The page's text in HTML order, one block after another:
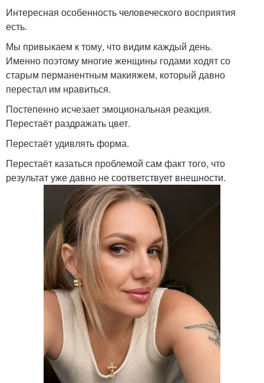
Интересная особенность человеческого восприятия
есть.
Мы привыкаем к тому, что видим каждый день.
Именно поэтому многие женщины годами ходят со
старым перманентным макияжем, который давно
перестал им нравиться.
Постепенно исчезает эмоциональная реакция.
Перестаёт раздражать цвет.
Перестаёт удивлять форма.
Перестаёт казаться проблемой сам факт того, что
результат уже давно не соответствует внешности.